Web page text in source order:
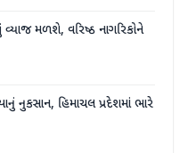
મળશે, વરિષ્ઠ નાગરિકોને
નુકસાન, હિમાચલ પ્રદેશમાં ભારે